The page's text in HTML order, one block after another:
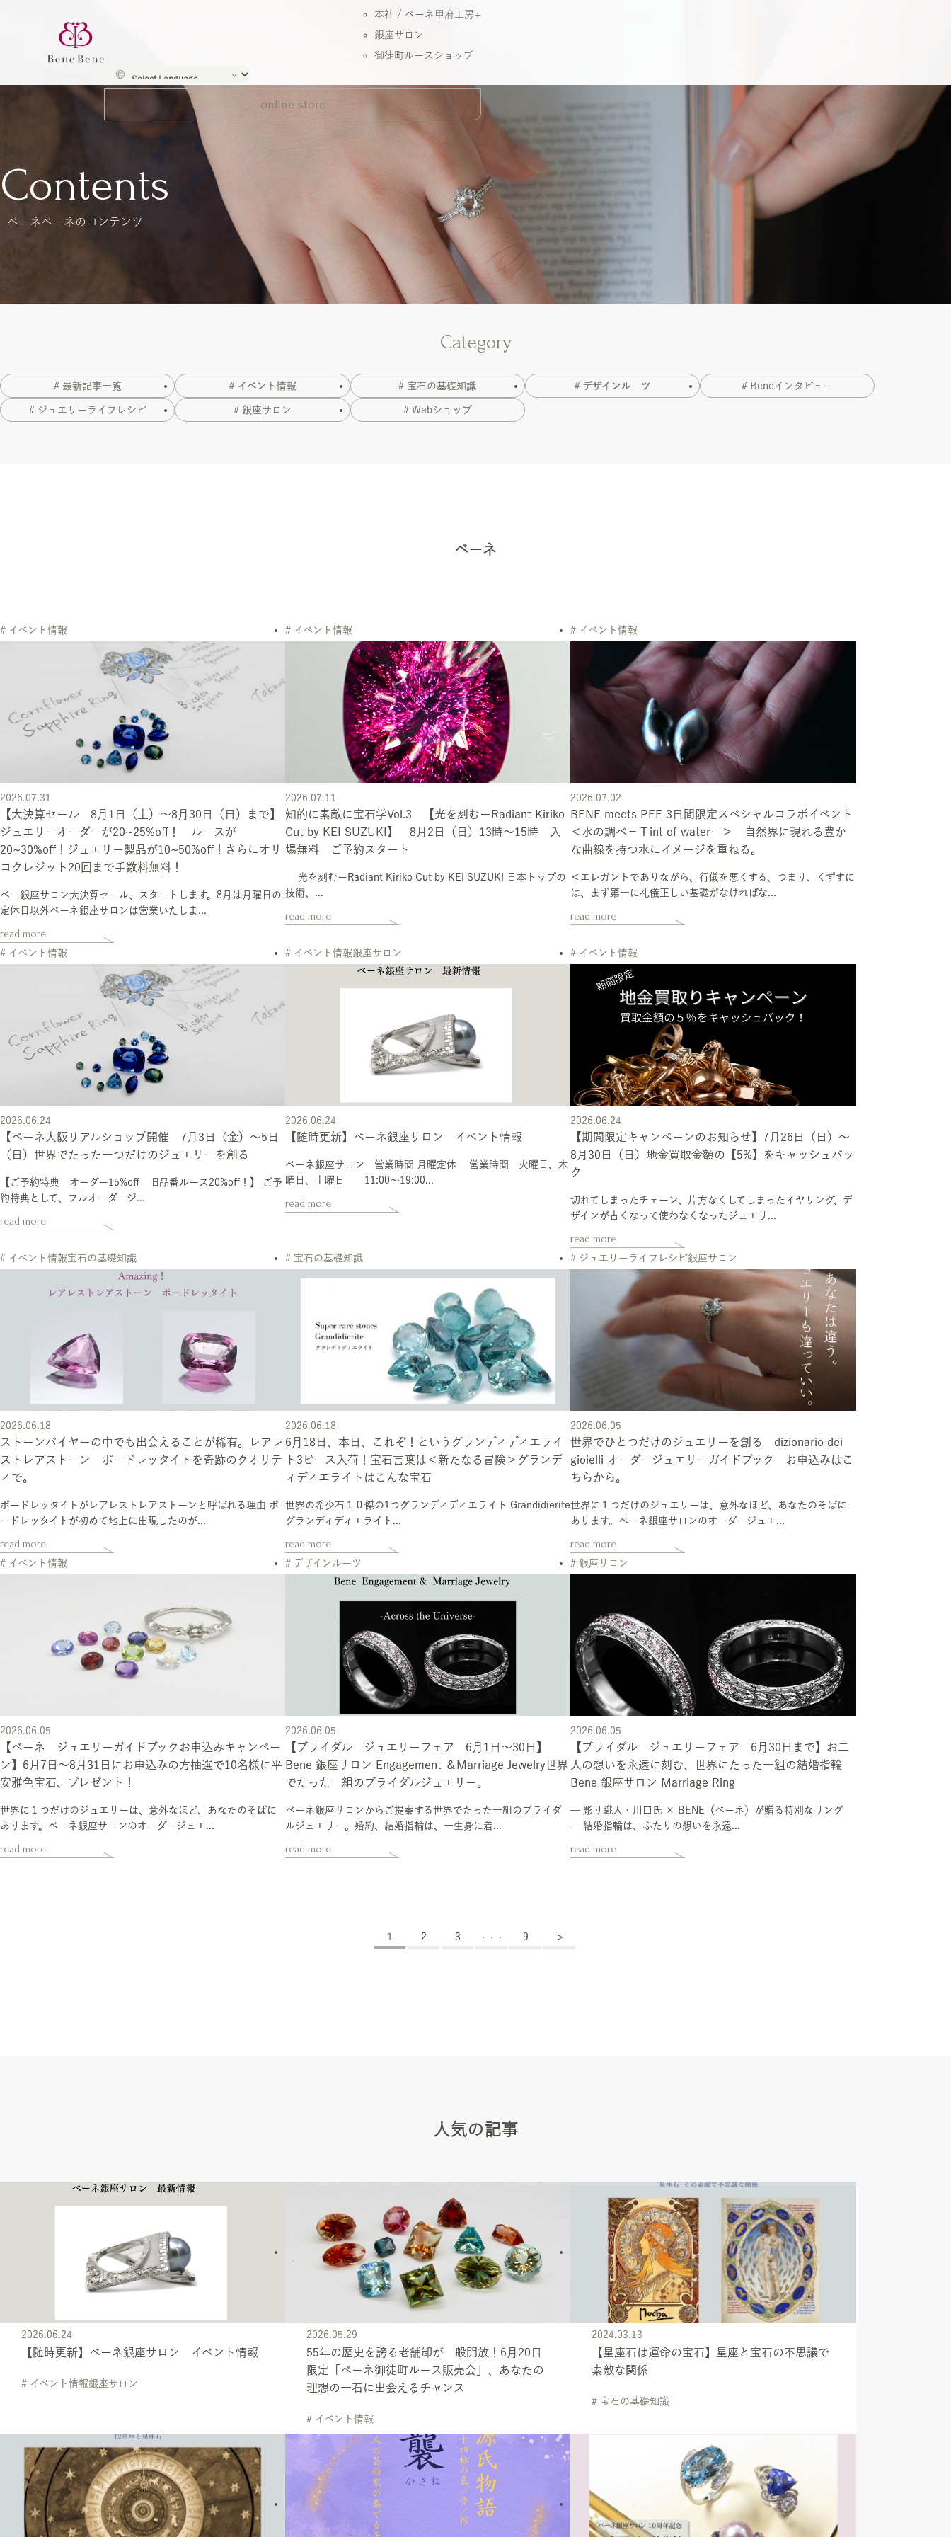
本社 / ベーネ甲府工房+
銀座サロン
御徒町ルースショップ
online store
Contents
ベーネベーネのコンテンツ
Category
# 最新記事一覧 # イベント情報 # 宝石の基礎知識 # デザインルーツ # Beneインタビュー
# ジュエリーライフレシピ # 銀座サロン # Webショップ
ベーネ
# イベント情報
2026.07.31
【大決算セール 8月1日（土）～8月30日（日）まで】
ジュエリーオーダーが20~25%off！ ルースが
20~30%off！ジュエリー製品が10~50%off！さらにオリ
コクレジット20回まで手数料無料！
ベー銀座サロン大決算セール、スタートします。8月は月曜日の
定休日以外ベーネ銀座サロンは営業いたしま...
read more
# イベント情報
2026.07.11
知的に素敵に宝石学Vol.3 【光を刻むーRadiant Kiriko
Cut by KEI SUZUKI】 8月2日（日）13時～15時 入
場無料 ご予約スタート
光を刻むーRadiant Kiriko Cut by KEI SUZUKI 日本トップの
技術、...
read more
# イベント情報
2026.07.02
BENE meets PFE 3日間限定スペシャルコラボイベント
＜水の調べ－Ｔint of waterー＞ 自然界に現れる豊か
な曲線を持つ水にイメージを重ねる。
＜エレガントでありながら、行儀を悪くする、つまり、くずすに
は、まず第一に礼儀正しい基礎がなければな...
read more
# イベント情報
2026.06.24
【ベーネ大阪リアルショップ開催 7月3日（金）～5日
（日）世界でたった一つだけのジュエリーを創る
【ご予約特典 オーダー15%off 旧品番ルース20%off！】 ご予
約特典として、フルオーダージ...
read more
# イベント情報銀座サロン
2026.06.24
【随時更新】ベーネ銀座サロン イベント情報
ベーネ銀座サロン 営業時間 月曜定休 営業時間 火曜日、木
曜日、土曜日 11:00～19:00...
read more
# イベント情報
2026.06.24
【期間限定キャンペーンのお知らせ】7月26日（日）～
8月30日（日）地金買取金額の【5%】をキャッシュバッ
ク
切れてしまったチェーン、片方なくしてしまったイヤリング、デ
ザインが古くなって使わなくなったジュエリ...
read more
# イベント情報宝石の基礎知識
2026.06.18
ストーンバイヤーの中でも出会えることが稀有。レアレ
ストレアストーン ポードレッタイトを奇跡のクオリテ
ィで。
ポードレッタイトがレアレストレアストーンと呼ばれる理由 ポ
ードレッタイトが初めて地上に出現したのが...
read more
# 宝石の基礎知識
2026.06.18
6月18日、本日、これぞ！というグランディディエライ
ト3ピース入荷！宝石言葉は＜新たなる冒険＞グランデ
ィディエライトはこんな宝石
世界の希少石１０傑の1つグランディディエライト Grandidierite
グランディディエライト...
read more
# ジュエリーライフレシピ銀座サロン
2026.06.05
世界でひとつだけのジュエリーを創る dizionario dei
gioielli オーダージュエリーガイドブック お申込みはこ
ちらから。
世界に１つだけのジュエリーは、意外なほど、あなたのそばに
あります。ベーネ銀座サロンのオーダージュエ...
read more
# イベント情報
2026.06.05
【ベーネ ジュエリーガイドブックお申込みキャンペー
ン】6月7日～8月31日にお申込みの方抽選で10名様に平
安雅色宝石、プレゼント！
世界に１つだけのジュエリーは、意外なほど、あなたのそばに
あります。ベーネ銀座サロンのオーダージュエ...
read more
# デザインルーツ
2026.06.05
【ブライダル ジュエリーフェア 6月1日～30日】
Bene 銀座サロン Engagement ＆Marriage Jewelry世界
でたった一組のブライダルジュエリー。
ベーネ銀座サロンからご提案する世界でたった一組のブライダ
ルジュエリー。婚約、結婚指輪は、一生身に着...
read more
# 銀座サロン
2026.06.05
【ブライダル ジュエリーフェア 6月30日まで】お二
人の想いを永遠に刻む、世界にたった一組の結婚指輪
Bene 銀座サロン Marriage Ring
— 彫り職人・川口氏 × BENE（ベーネ）が贈る特別なリング
— 結婚指輪は、ふたりの想いを永遠...
read more
1 2 3 ・・・ >
9
人気の記事
2026.06.24
【随時更新】ベーネ銀座サロン イベント情報
# イベント情報銀座サロン
2026.05.29
55年の歴史を誇る老舗卸が一般開放！6月20日
限定「ベーネ御徒町ルース販売会」、あなたの
理想の一石に出会えるチャンス
# イベント情報
2024.03.13
【星座石は運命の宝石】星座と宝石の不思議で
素敵な関係
# 宝石の基礎知識